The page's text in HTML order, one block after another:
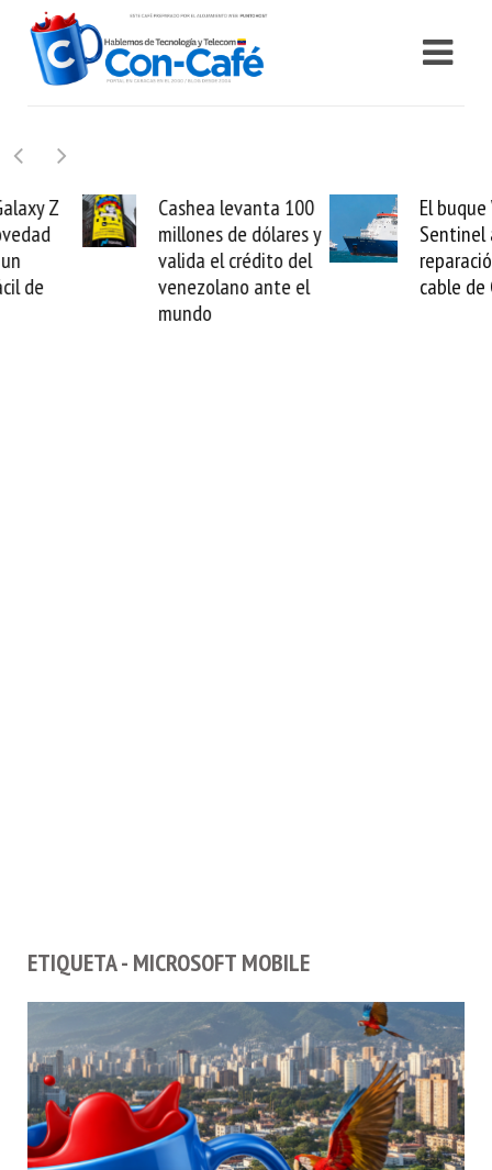
Cashea levanta 100
millones de dólares y
valida el crédito del
venezolano ante el
El buque Wave
Sentinel arranca la
reparación del
cable de Cirion
ETIQUETA - MICROSOFT MOBILE